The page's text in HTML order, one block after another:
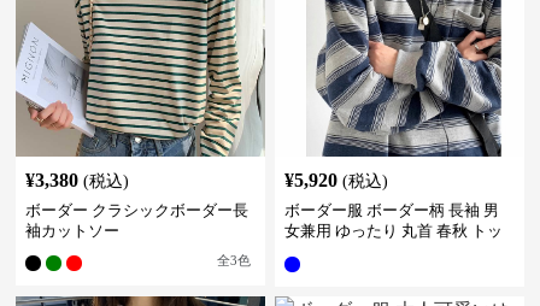
¥3,380 (税込)
ボーダー クラシックボーダー長
袖カットソー
全3色
¥5,920 (税込)
ボーダー服 ボーダー柄 長袖 男
女兼用 ゆったり 丸首 春秋 トッ